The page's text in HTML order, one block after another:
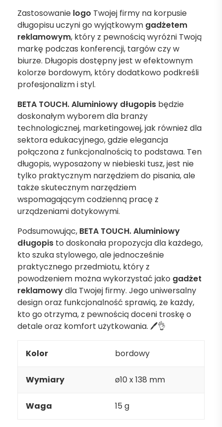
Zastosowanie logo Twojej firmy na korpusie
długopisu uczyni go wyjątkowym gadżetem
reklamowym, który z pewnością wyróżni Twoją
markę podczas konferencji, targów czy w
biurze. Długopis dostępny jest w efektownym
kolorze bordowym, który dodatkowo podkreśli
profesjonalizm i styl.
BETA TOUCH. Aluminiowy długopis będzie
doskonałym wyborem dla branży
technologicznej, marketingowej, jak również dla
sektora edukacyjnego, gdzie elegancja
połączona z funkcjonalnością to podstawa. Ten
długopis, wyposażony w niebieski tusz, jest nie
tylko praktycznym narzędziem do pisania, ale
także skutecznym narzędziem
wspomagającym codzienną pracę z
urządzeniami dotykowymi.
Podsumowując, BETA TOUCH. Aluminiowy
długopis to doskonała propozycja dla każdego,
kto szuka stylowego, ale jednocześnie
praktycznego przedmiotu, który z
powodzeniem można wykorzystać jako gadżet
reklamowydla Twojej firmy. Jego uniwersalny
design oraz funkcjonalność sprawią, że każdy,
kto go otrzyma, z pewnością doceni troskę o
detale oraz komfort użytkowania. 🖊️👌
Kolor bordowy
Wymiary ø10 x 138 mm
Waga 15 g